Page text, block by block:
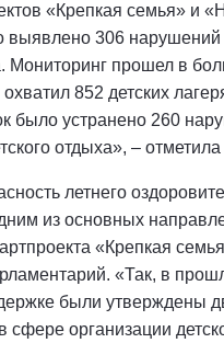
«Крепкая семья» и
выявлено 306 нарушений
Мониторинг прошел в
852 детских
было устранено 260
отдыха», –
летнего
из основных
«Крепкая
«Так, в
были утверждены
сфере организации